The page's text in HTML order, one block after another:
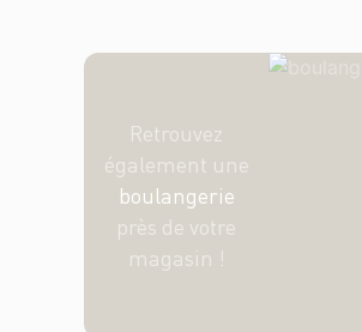
Retrouvez
également une
boulangerie
près de votre
magasin !